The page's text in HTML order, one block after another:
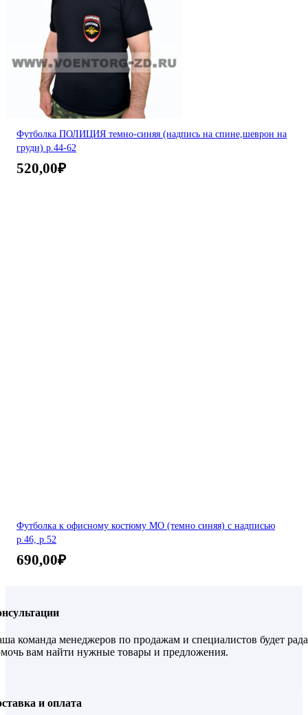
Футболка ПОЛИЦИЯ темно-синяя (надпись на спине,шеврон на
груди) р.44-62
520,00₽
Футболка к офисному костюму МО (темно синяя) с надписью
р.46, р.52
690,00₽
команда менеджеров по продажам и специалистов будет рада
вам найти нужные товары и предложения.
и оплата